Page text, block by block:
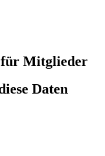
für Mitglieder
Daten